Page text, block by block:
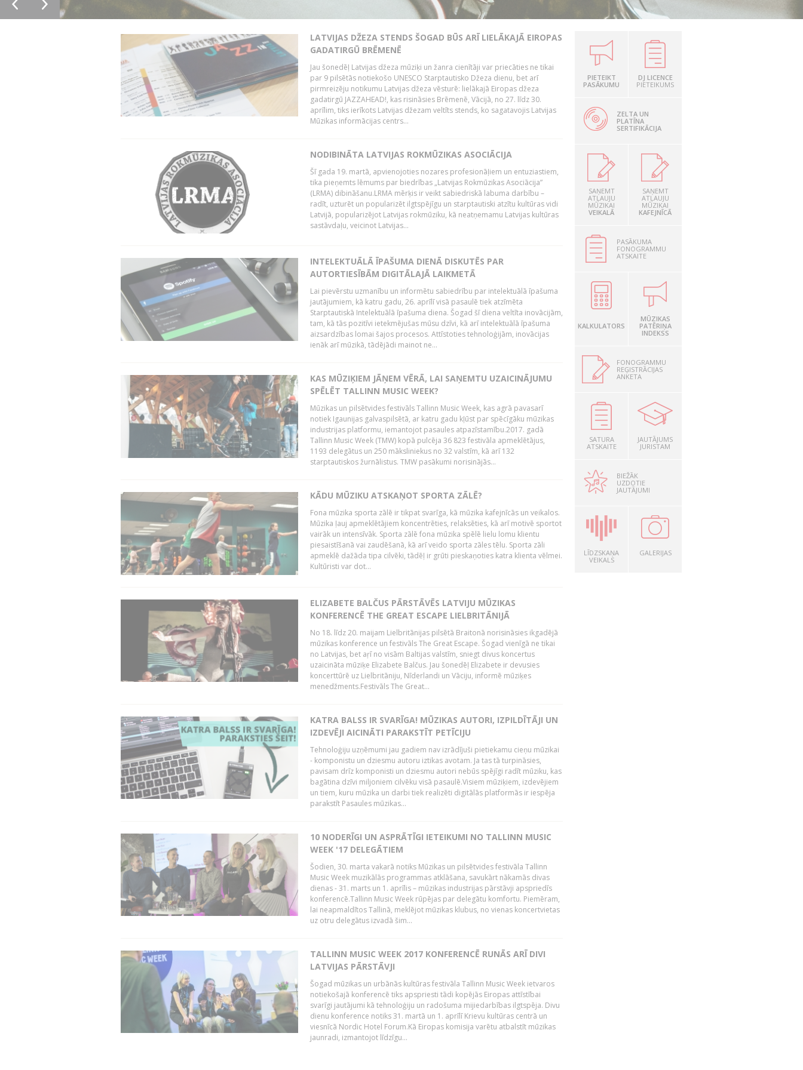
LATVIJAS DŽEZA STENDS ŠOGAD BŪS ARĪ LIELĀKAJĀ EIROPAS
GADATIRGŪ BRĒMENĒ
Jau šonedēļ Latvijas džeza mūziķi un žanra cienītāji var priecāties ne tikai
par 9 pilsētās notiekošo UNESCO Starptautisko Džeza dienu, bet arī
pirmreizēju notikumu Latvijas džeza vēsturē: lielākajā Eiropas džeza
gadatirgū JAZZAHEAD!, kas risināsies Brēmenē, Vācijā, no 27. līdz 30.
aprīlim, tiks ierīkots Latvijas džezam veltīts stends, ko sagatavojis Latvijas
Mūzikas informācijas centrs...
NODIBINĀTA LATVIJAS ROKMŪZIKAS ASOCIĀCIJA
Šī gada 19. martā, apvienojoties nozares profesionāļiem un entuziastiem,
tika pieņemts lēmums par biedrības „Latvijas Rokmūzikas Asociācija”
(LRMA) dibināšanu.LRMA mērķis ir veikt sabiedriskā labuma darbību –
radīt, uzturēt un popularizēt ilgtspējīgu un starptautiski atzītu kultūras vidi
Latvijā, popularizējot Latvijas rokmūziku, kā neatņemamu Latvijas kultūras
sastāvdaļu, veicinot Latvijas...
INTELEKTUĀLĀ ĪPAŠUMA DIENĀ DISKUTĒS PAR
AUTORTIESĪBĀM DIGITĀLAJĀ LAIKMETĀ
Lai pievērstu uzmanību un informētu sabiedrību par intelektuālā īpašuma
jautājumiem, kā katru gadu, 26. aprīlī visā pasaulē tiek atzīmēta
Starptautiskā Intelektuālā īpašuma diena. Šogad šī diena veltīta inovācijām,
tam, kā tās pozitīvi ietekmējušas mūsu dzīvi, kā arī intelektuālā īpašuma
aizsardzības lomai šajos procesos. Attīstoties tehnoloģijām, inovācijas
ienāk arī mūzikā, tādējādi mainot ne...
KAS MŪZIĶIEM JĀŅEM VĒRĀ, LAI SAŅEMTU UZAICINĀJUMU
SPĒLĒT TALLINN MUSIC WEEK?
Mūzikas un pilsētvides festivāls Tallinn Music Week, kas agrā pavasarī
notiek Igaunijas galvaspilsētā, ar katru gadu kļūst par spēcīgāku mūzikas
industrijas platformu, iemantojot pasaules atpazīstamību.2017. gadā
Tallinn Music Week (TMW) kopā pulcēja 36 823 festivāla apmeklētājus,
1193 delegātus un 250 māksliniekus no 32 valstīm, kā arī 132
starptautiskos žurnālistus. TMW pasākumi norisinājās...
KĀDU MŪZIKU ATSKAŅOT SPORTA ZĀLĒ?
Fona mūzika sporta zālē ir tikpat svarīga, kā mūzika kafejnīcās un veikalos.
Mūzika ļauj apmeklētājiem koncentrēties, relaksēties, kā arī motivē sportot
vairāk un intensīvāk. Sporta zālē fona mūzika spēlē lielu lomu klientu
piesaistīšanā vai zaudēšanā, kā arī veido sporta zāles tēlu. Sporta zāli
apmeklē dažāda tipa cilvēki, tādēļ ir grūti pieskaņoties katra klienta vēlmei.
Kultūristi var dot...
ELIZABETE BALČUS PĀRSTĀVĒS LATVIJU MŪZIKAS
KONFERENCĒ THE GREAT ESCAPE LIELBRITĀNIJĀ
No 18. līdz 20. maijam Lielbritānijas pilsētā Braitonā norisināsies ikgadējā
mūzikas konference un festivāls The Great Escape. Šogad vienīgā ne tikai
no Latvijas, bet aŗī no visām Baltijas valstīm, sniegt divus koncertus
uzaicināta mūziķe Elizabete Balčus. Jau šonedēļ Elizabete ir devusies
koncerttūrē uz Lielbritāniju, Nīderlandi un Vāciju, informē mūziķes
menedžments.Festivāls The Great...
KATRA BALSS IR SVARĪGA! MŪZIKAS AUTORI, IZPILDĪTĀJI UN
IZDEVĒJI AICINĀTI PARAKSTĪT PETĪCIJU
Tehnoloģiju uzņēmumi jau gadiem nav izrādījuši pietiekamu cieņu mūzikai
- komponistu un dziesmu autoru iztikas avotam. Ja tas tā turpināsies,
pavisam drīz komponisti un dziesmu autori nebūs spējīgi radīt mūziku, kas
bagātina dzīvi miljoniem cilvēku visā pasaulē.Visiem mūziķiem, izdevējiem
un tiem, kuru mūzika un darbi tiek realizēti digitālās platformās ir iespēja
parakstīt Pasaules mūzikas...
10 NODERĪGI UN ASPRĀTĪGI IETEIKUMI NO TALLINN MUSIC
WEEK '17 DELEGĀTIEM
Šodien, 30. marta vakarā notiks Mūzikas un pilsētvides festivāla Tallinn
Music Week muzikālās programmas atklāšana, savukārt nākamās divas
dienas - 31. marts un 1. aprīlis – mūzikas industrijas pārstāvji apspriedīs
konferencē.Tallinn Music Week rūpējas par delegātu komfortu. Piemēram,
lai neapmaldītos Tallinā, meklējot mūzikas klubus, no vienas koncertvietas
uz otru delegātus izvadā šim...
TALLINN MUSIC WEEK 2017 KONFERENCĒ RUNĀS ARĪ DIVI
LATVIJAS PĀRSTĀVJI
Šogad mūzikas un urbānās kultūras festivāla Tallinn Music Week ietvaros
notiekošajā konferencē tiks apspriesti tādi kopējās Eiropas attīstībai
svarīgi jautājumi kā tehnoloģiju un radošuma mijiedarbības ilgtspēja. Divu
dienu konference notiks 31. martā un 1. aprīlī Krievu kultūras centrā un
viesnīcā Nordic Hotel Forum.Kā Eiropas komisija varētu atbalstīt mūzikas
jaunradi, izmantojot līdzīgu...
PIETEIKT
PASĀKUMU
DJ LICENCE
PIETEIKUMS
ZELTA UN
PLATĪNA
SERTIFIKĀCIJA
SAŅEMT
ATĻAUJU
MŪZIKAI
VEIKALĀ
SAŅEMT
ATĻAUJU
MŪZIKAI
KAFEJNĪCĀ
PASĀKUMA
FONOGRAMMU
ATSKAITE
KALKULATORS
MŪZIKAS
PATĒRIŅA
INDEKSS
FONOGRAMMU
REĢISTRĀCIJAS
ANKETA
SATURA
ATSKAITE
JAUTĀJUMS
JURISTAM
BIEŽĀK
UZDOTIE
JAUTĀJUMI
LĪDZSKAŅA
VEIKALS
GALERIJAS